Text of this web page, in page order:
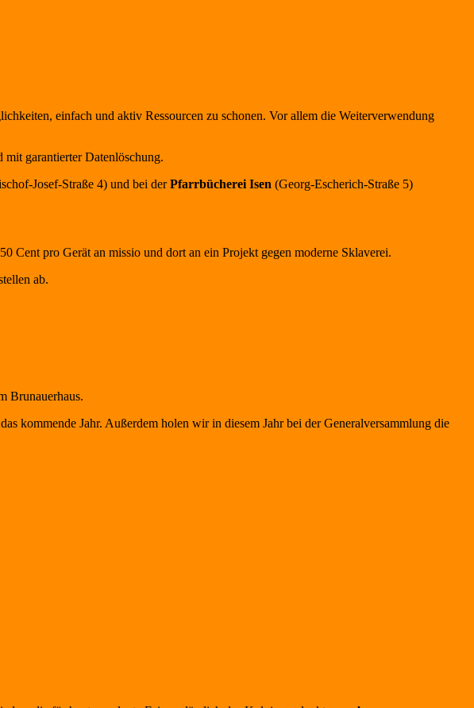
einfach und aktiv Ressourcen zu schonen. Vor allem die Weiterverwendung
garantierter Datenlöschung.
Josef-Straße 4) und bei derPfarrbücherei Isen (Georg-Escherich-Straße 5)
Cent pro Gerät an missio und dort an ein Projekt gegen moderne Sklaverei.
ab.
Brunauerhaus.
kommende Jahr. Außerdem holen wir in diesem Jahr bei der Generalversammlung die